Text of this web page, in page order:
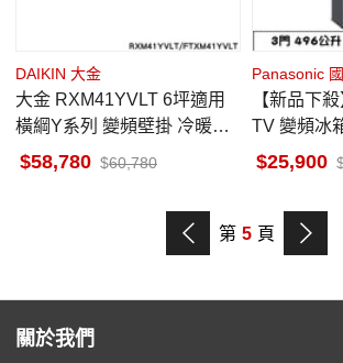
DAIKIN 大金
大金 RXM41YVLT 6坪適用
橫綱Y系列 變頻壁掛 冷暖空
調 FTXM41YVLT
58,780 60,780
Panasonic
【新品下
TV 變頻冰
箱 無邊框
25,900
第 5 頁
關於我們